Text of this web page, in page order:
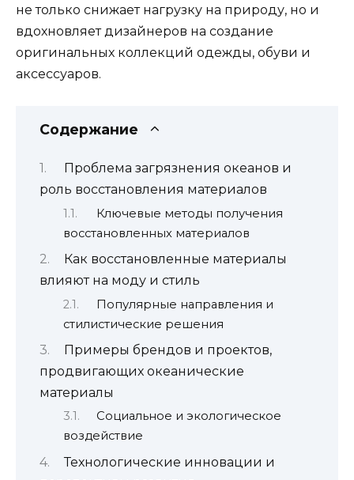
не только снижает нагрузку на природу, но и
вдохновляет дизайнеров на создание
оригинальных коллекций одежды, обуви и
аксессуаров.
Содержание
Проблема загрязнения океанов и
роль восстановления материалов
Ключевые методы получения
восстановленных материалов
Как восстановленные материалы
влияют на моду и стиль
Популярные направления и
стилистические решения
Примеры брендов и проектов,
продвигающих океанические
материалы
Социальное и экологическое
воздействие
Технологические инновации и